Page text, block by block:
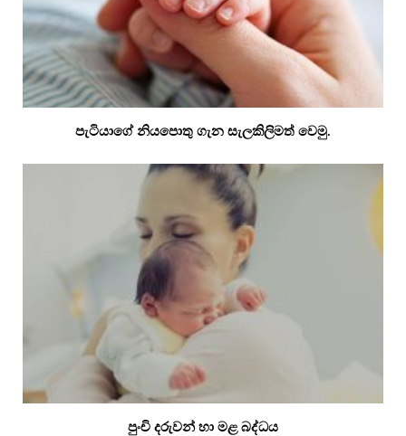
පැටියාගේ නියපොතු ගැන සැලකිලිමත් වෙමු.
පුංචි දරුවන් හා මළ බද්ධය